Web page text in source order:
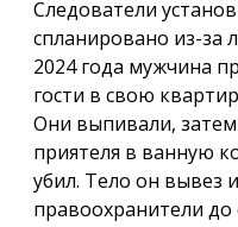
Следователи
спланировано из-за
2024 года мужчина
гости в свою
Они выпивали,
приятеля в ванную
убил. Тело он вывез
правоохранители до